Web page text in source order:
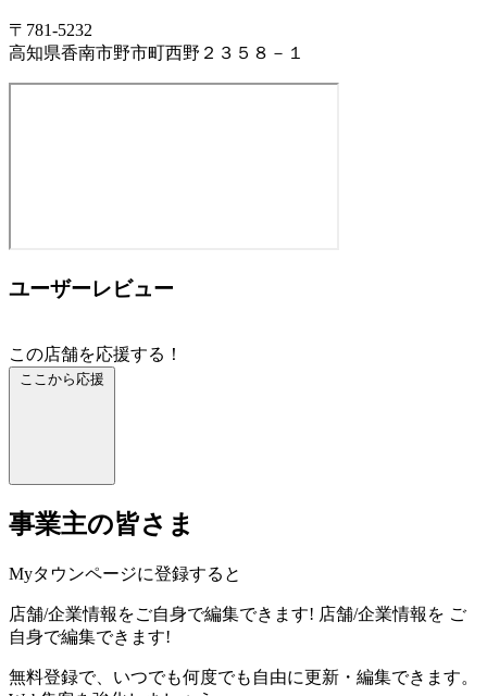
〒781-5232
高知県香南市野市町西野２３５８－１
ユーザーレビュー
この店舗を応援する！
ここから応援
事業主の皆さま
Myタウンページに登録すると
店舗/企業情報をご自身で編集できます! 店舗/企業情報を ご
自身で編集できます!
無料登録で、いつでも何度でも自由に更新・編集できます。